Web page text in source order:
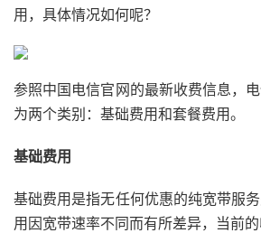
用，具体情况如何呢？
参照中国电信官网的最新收费信息，
为两个类别：基础费用和套餐费用。
基础费用
基础费用是指无任何优惠的纯宽带服
用因宽带速率不同而有所差异，当前的